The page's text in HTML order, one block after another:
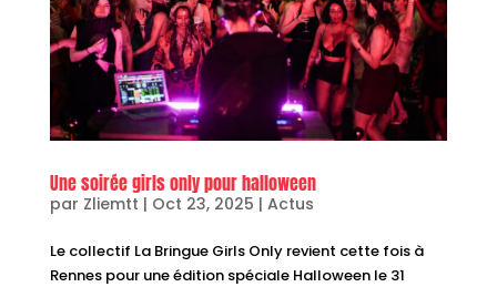
Une soirée girls only pour halloween
par Zliemtt | Oct 23, 2025 | Actus
Le collectif La Bringue Girls Only revient cette fois à
Rennes pour une édition spéciale Halloween le 31